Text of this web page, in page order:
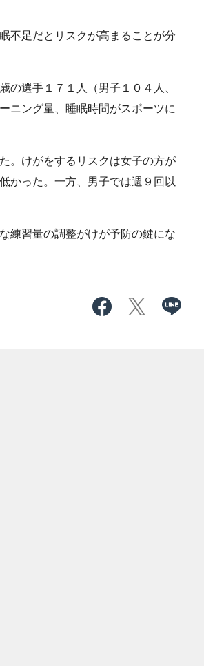
不足だとリスクが高まることが分
選手１７１人（男子１０４人、
ニング量、睡眠時間がスポーツに
。けがをするリスクは女子の方が
かった。一方、男子では週９回以
練習量の調整がけが予防の鍵にな